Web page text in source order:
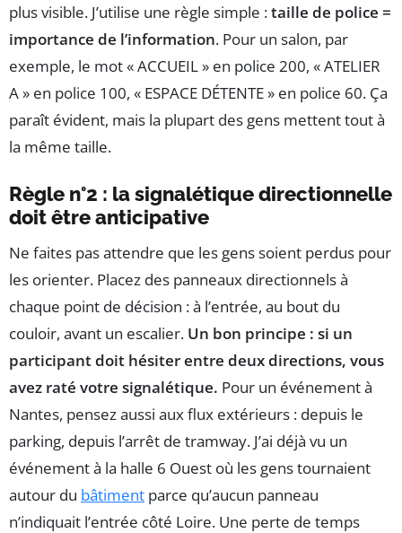
plus visible. J’utilise une règle simple :taille de police =
importance de l’information. Pour un salon, par
exemple, le mot « ACCUEIL » en police 200, « ATELIER
A » en police 100, « ESPACE DÉTENTE » en police 60. Ça
paraît évident, mais la plupart des gens mettent tout à
la même taille.
Règle n°2 : la signalétique directionnelle
doit être anticipative
Ne faites pas attendre que les gens soient perdus pour
les orienter. Placez des panneaux directionnels à
chaque point de décision : à l’entrée, au bout du
couloir, avant un escalier. Un bon principe : si un
participant doit hésiter entre deux directions, vous
avez raté votre signalétique. Pour un événement à
Nantes, pensez aussi aux flux extérieurs : depuis le
parking, depuis l’arrêt de tramway. J’ai déjà vu un
événement à la halle 6 Ouest où les gens tournaient
autour du bâtiment parce qu’aucun panneau
n’indiquait l’entrée côté Loire. Une perte de temps